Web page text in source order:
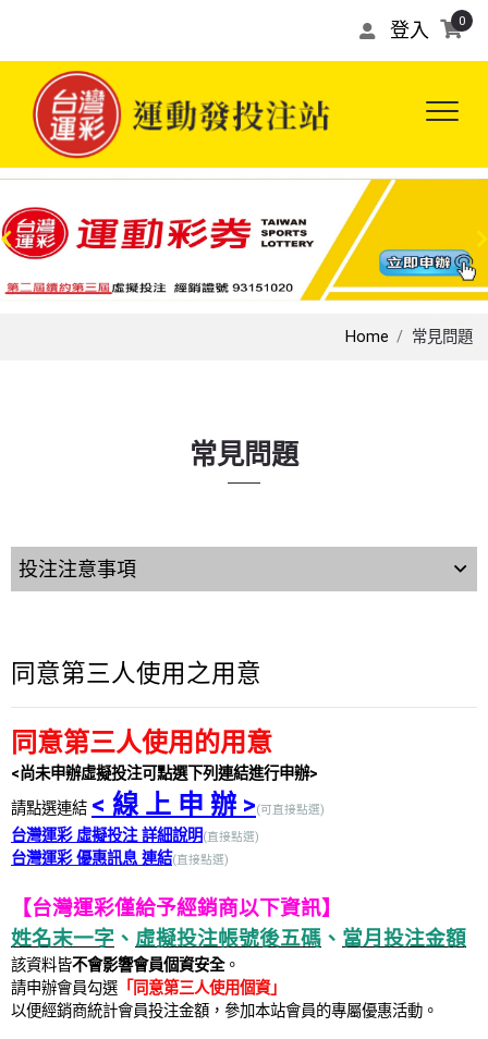
登入 0
Home 常見問題
常見問題
投注注意事項
同意第三人使用之用意
同意第三人使用的用意
<尚未申辦虛擬投注可點選下列連結進行申辦>
請點選連結 < 線 上 申 辦 >(可直接點選)
台灣運彩 虛擬投注 詳細說明(直接點選)
台灣運彩 優惠訊息 連結(直接點選)
【台灣運彩僅給予經銷商以下資訊】
姓名末一字 、 虛擬投注帳號後五碼 、 當月投注金額
該資料皆不會影響會員個資安全。
請申辦會員勾選 「同意第三人使用個資」
以便經銷商統計會員投注金額，參加本站會員的專屬優惠活動。